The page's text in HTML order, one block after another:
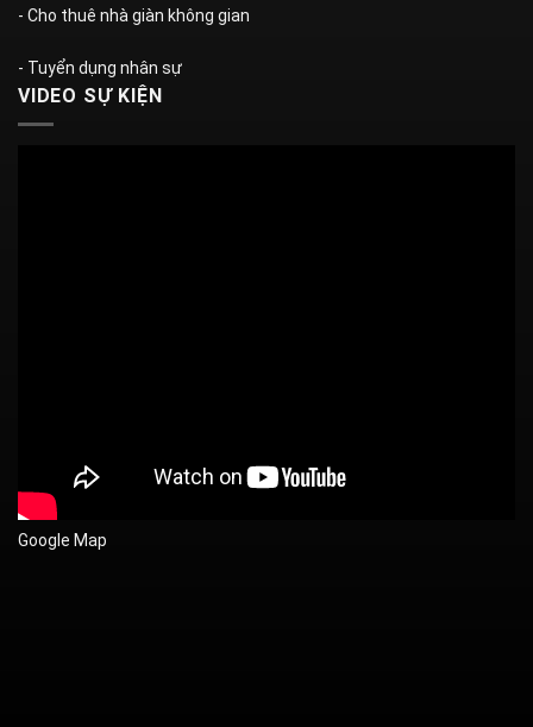
- Cho thuê nhà giàn không gian
- Tuyển dụng nhân sự
VIDEO SỰ KIỆN
Google Map